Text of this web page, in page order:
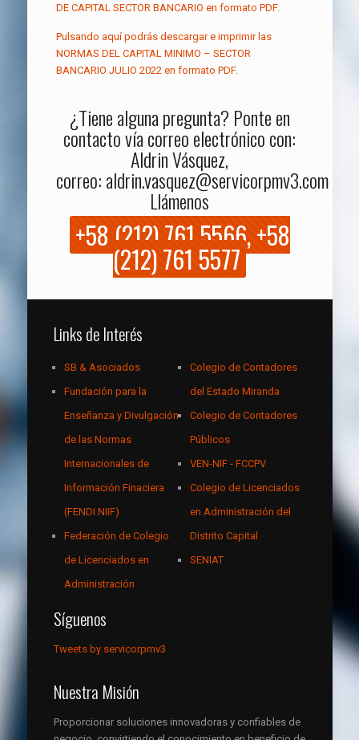
DE CAPITAL SECTOR BANCARIO en formato PDF.
Pulsando aquí podrás descargar e imprimir las
NORMAS DEL CAPITAL MINIMO – SECTOR
BANCARIO JULIO 2022 en formato PDF.
¿Tiene alguna pregunta? Ponte en
contacto vía correo electrónico con:
Aldrin Vásquez,
correo:aldrin.vasquez@servicorpmv3.com
Llámenos
+58 (212) 761 5566, +58
(212) 761 5577
Links de Interés
SB & Asociados
Fundación para la
Enseñanza y Divulgación
de las Normas
Internacionales de
Información Finaciera
(FENDI NIIF)
Federación de Colegio
de Licenciados en
Administración
Colegio de Contadores
del Estado Miranda
Colegio de Contadores
Públicos
VEN-NIF - FCCPV
Colegio de Licenciados
en Administración del
Distrito Capital
SENIAT
Síguenos
Tweets by servicorpmv3
Nuestra Misión
Proporcionar soluciones innovadoras y confiables de